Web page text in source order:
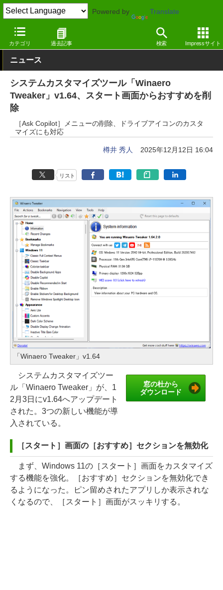
Powered by Translate
カテゴリ 過去記事 検索 Impressサイト
窓の杜 システム・ファイル Windows
ニュース
システムカスタマイズツール「Winaero
Tweaker」v1.64、スタート画面からおすすめを削
除
［Ask Copilot］メニューの削除、ドライブアイコンのカスタ
マイズにも対応
樽井 秀人 2025年12月12日 16:04
リスト
「Winaero Tweaker」v1.64
窓の杜から
ダウンロード
システムカスタマイズツー
ル「Winaero Tweaker」が、1
2月3日にv1.64へアップデート
された。3つの新しい機能が導
入されている。
［スタート］画面の［おすすめ］セクションを無効化
まず、Windows 11の［スタート］画面をカスタマイズ
する機能を強化。［おすすめ］セクションを無効化でき
るようになった。ピン留めされたアプリしか表示されな
くなるので、［スタート］画面がスッキリする。